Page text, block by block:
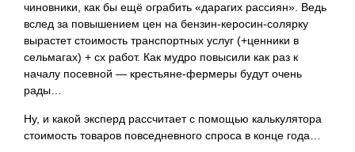
чиновники, как бы ещё ограбить «дарагих рассиян». Ведь
вслед за повышением цен на бензин-керосин-солярку
вырастет стоимость транспортных услуг (+ценники в
сельмагах) + сх работ. Как мудро повысили как раз к
началу посевной — крестьяне-фермеры будут очень
рады…
Ну, и какой эксперд рассчитает с помощью калькулятора
стоимость товаров повседневного спроса в конце года…